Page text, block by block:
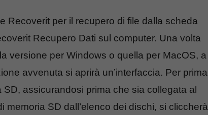
Recoverit per il recupero di file dalla scheda
Recupero Dati sul computer. Una volta
versione per Windows o quella per MacOS, a
avvenuta si aprirà un’interfaccia. Per prima
assicurandosi prima che sia collegata al
SD dall’elenco dei dischi, si cliccherà